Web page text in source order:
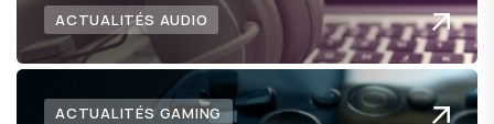
ACTUALITÉS AUDIO
ACTUALITÉS GAMING